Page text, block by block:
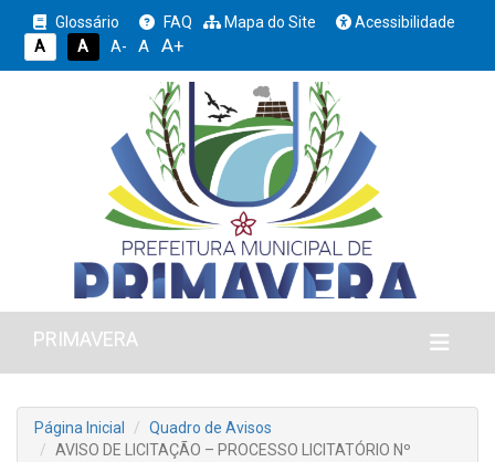
Glossário FAQ Mapa do Site
Acessibilidade
A
A A- A A+
PRIMAVERA
Página Inicial
Quadro de Avisos
AVISO DE LICITAÇÃO – PROCESSO LICITATÓRIO Nº